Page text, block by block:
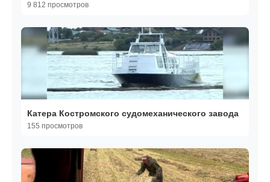
9 812 просмотров
Катера Костромского судомеханического завода
155 просмотров